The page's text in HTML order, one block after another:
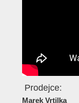
Prodejce:
Marek Vrtilka